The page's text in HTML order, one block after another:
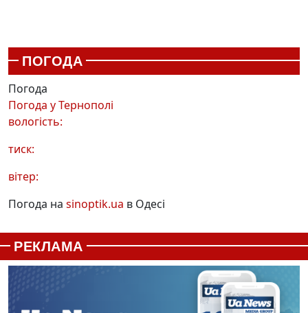
ПОГОДА
Погода
Погода уТернополі
вологість:
тиск:
вітер:
Погода на sinoptik.ua в Одесі
РЕКЛАМА